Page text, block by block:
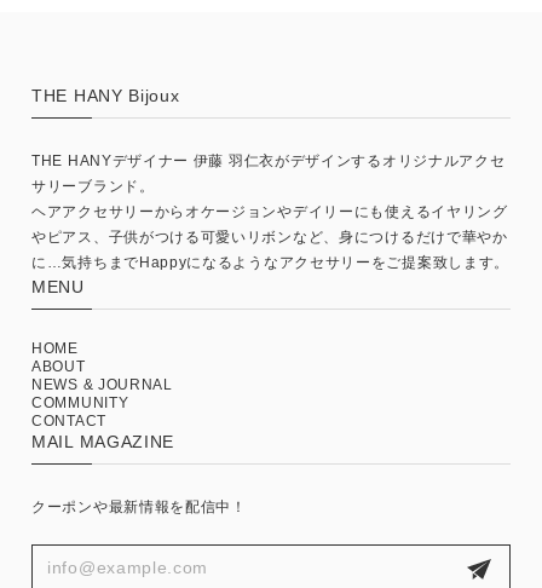
THE HANY Bijoux
THE HANYデザイナー 伊藤 羽仁衣がデザインするオリジナルアクセ
サリーブランド。
ヘアアクセサリーからオケージョンやデイリーにも使えるイヤリング
やピアス、子供がつける可愛いリボンなど、身につけるだけで華やか
に…気持ちまでHappyになるようなアクセサリーをご提案致します。
MENU
HOME
ABOUT
NEWS & JOURNAL
COMMUNITY
CONTACT
MAIL MAGAZINE
クーポンや最新情報を配信中！